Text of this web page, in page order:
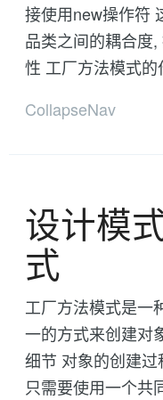
接使用new操作符
品类之间的耦合度
性 工厂方法模式的
CollapseNav
设计模
式
工厂方法模式是一
一的方式来创建对
细节 对象的创建
只需要使用一个共